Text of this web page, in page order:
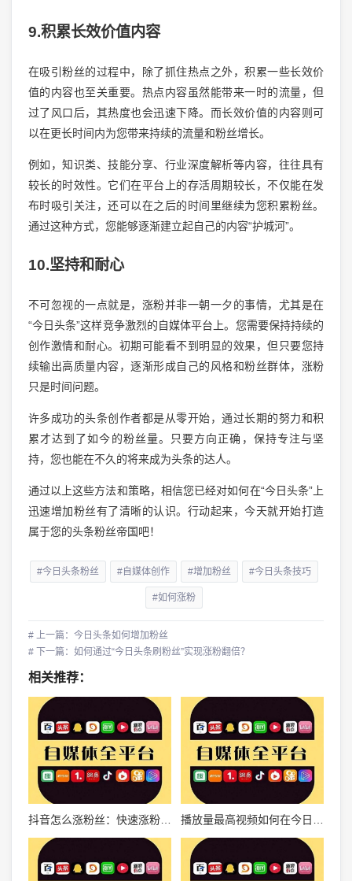
9.积累长效价值内容
在吸引粉丝的过程中，除了抓住热点之外，积累一些长效价
值的内容也至关重要。热点内容虽然能带来一时的流量，但
过了风口后，其热度也会迅速下降。而长效价值的内容则可
以在更长时间内为您带来持续的流量和粉丝增长。
例如，知识类、技能分享、行业深度解析等内容，往往具有
较长的时效性。它们在平台上的存活周期较长，不仅能在发
布时吸引关注，还可以在之后的时间里继续为您积累粉丝。
通过这种方式，您能够逐渐建立起自己的内容“护城河”。
10.坚持和耐心
不可忽视的一点就是，涨粉并非一朝一夕的事情，尤其是在
“今日头条”这样竞争激烈的自媒体平台上。您需要保持持续的
创作激情和耐心。初期可能看不到明显的效果，但只要您持
续输出高质量内容，逐渐形成自己的风格和粉丝群体，涨粉
只是时间问题。
许多成功的头条创作者都是从零开始，通过长期的努力和积
累才达到了如今的粉丝量。只要方向正确，保持专注与坚
持，您也能在不久的将来成为头条的达人。
通过以上这些方法和策略，相信您已经对如何在“今日头条”上
迅速增加粉丝有了清晰的认识。行动起来，今天就开始打造
属于您的头条粉丝帝国吧！
#今日头条粉丝 #自媒体创作 #增加粉丝 #今日头条技巧
#如何涨粉
# 上一篇：今日头条如何增加粉丝
# 下一篇：如何通过“今日头条刷粉丝”实现涨粉翻倍？
相关推荐：
抖音怎么涨粉丝：快速涨粉的独家秘籍揭秘 播放量最高视频如何在今日头条成为爆款？揭秘背后的秘密！